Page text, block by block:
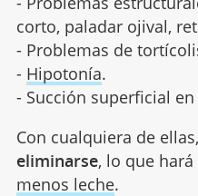
corto, paladar ojival,
- Problemas de
- Hipotonía.
- Succión superficial
Con cualquiera de ellas,
eliminarse, lo que hará
menos leche.